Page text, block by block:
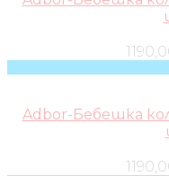
Adbor-Бебешка